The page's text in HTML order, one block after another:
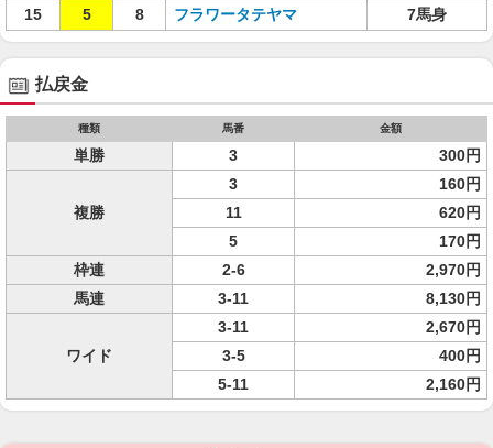
15
5 8 フラワータテヤマ 7馬身
払戻金
種類 馬番 金額
単勝 3 300円
複勝
3
160円
11
620円
5
170円
枠連
2-6
2,970円
馬連
3-11 8,130円
ワイド
3-11
2,670円
3-5
400円
5-11
2,160円